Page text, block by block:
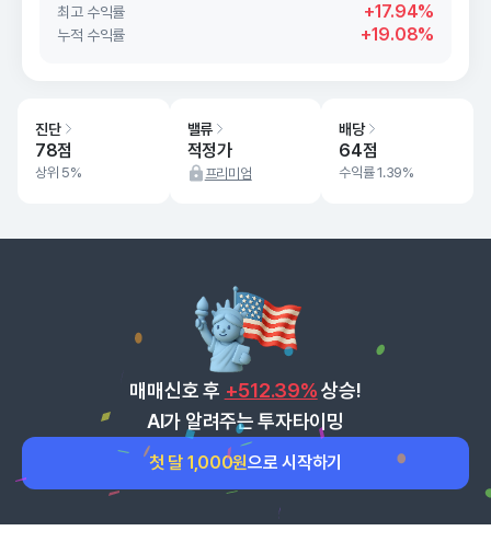
최고 수익률
+17.94%
누적 수익률 +19.08%
진단
78점
상위 5%
밸류
적정가
프리미엄
배당
64점
수익률 1.39%
매매신호 후 +512.39% 상승!
AI가 알려주는 투자타이밍
첫 달 1,000원으로 시작하기